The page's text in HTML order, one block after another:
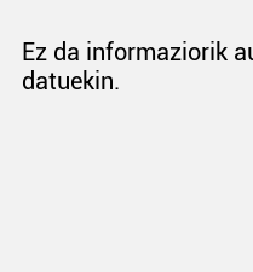
Ez da informaziorik
datuekin.